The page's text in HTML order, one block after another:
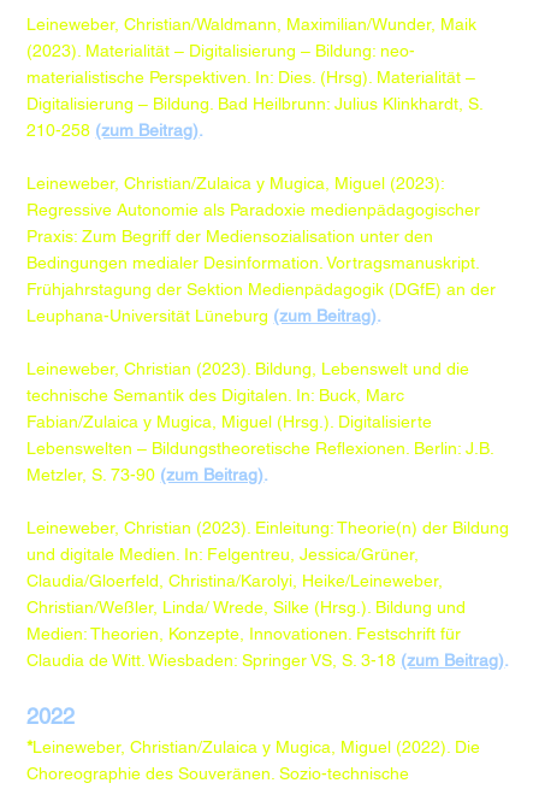
Leineweber, Christian/Waldmann, Maximilian/Wunder, Maik
(2023). Materialität – Digitalisierung – Bildung: neo-
materialistische Perspektiven. In: Dies. (Hrsg). Materialität –
Digitalisierung – Bildung. Bad Heilbrunn: Julius Klinkhardt, S.
210-258 (zum Beitrag).​
Leineweber, Christian/Zulaica y Mugica, Miguel (2023):
Regressive Autonomie als Paradoxie medienpädagogischer
Praxis: Zum Begriff der Mediensozialisation unter den
Bedingungen medialer Desinformation. Vortragsmanuskript.
Frühjahrstagung der Sektion Medienpädagogik (DGfE) an der
Leuphana-Universität Lüneburg (zum Beitrag).
Leineweber, Christian (2023). Bildung, Lebenswelt und die
technische Semantik des Digitalen. In: Buck, Marc
Fabian/Zulaica y Mugica, Miguel (Hrsg.). Digitalisierte
Lebenswelten – Bildungstheoretische Reflexionen. Berlin: J.B.
Metzler, S. 73-90 (zum Beitrag).
Leineweber, Christian (2023). Einleitung: Theorie(n) der Bildung
und digitale Medien. In: Felgentreu, Jessica/Grüner,
Claudia/Gloerfeld, Christina/Karolyi, Heike/Leineweber,
Christian/Weßler, Linda/ Wrede, Silke (Hrsg.). Bildung und
Medien: Theorien, Konzepte, Innovationen. Festschrift für
Claudia de Witt. Wiesbaden: Springer VS, S. 3-18 (zum Beitrag).​
2022​​
*Leineweber, Christian/Zulaica y Mugica, Miguel (2022). Die
Choreographie des Souveränen. Sozio-technische